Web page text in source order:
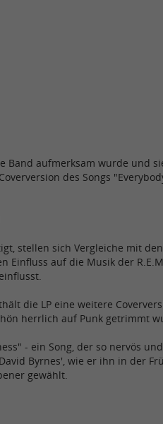
Band aufmerksam wurde und
des Songs
stellen sich Vergleiche mit
Einfluss auf die Musik der
die LP eine weitere
herrlich auf Punk getrimmt
- ein Song, der so nervös
Byrnes', wie er ihn in der
gewählt.